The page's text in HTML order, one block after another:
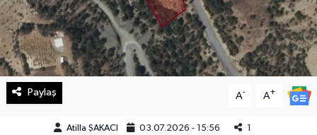
Paylaş A- A+
Atilla ŞAKACI 03.07.2026 - 15:56 1
Resmi İlan
Sağlık
Spor